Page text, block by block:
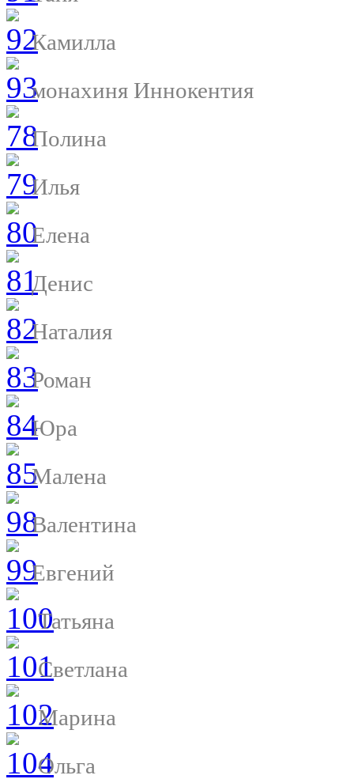
Камилла
монахиня Иннокентия
Полина
Илья
Елена
Денис
Наталия
Роман
Юра
Малена
Валентина
Евгений
Татьяна
Светлана
Марина
Ольга